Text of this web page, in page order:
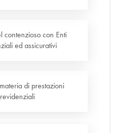
contenzioso con Enti
ed assicurativi
di prestazioni